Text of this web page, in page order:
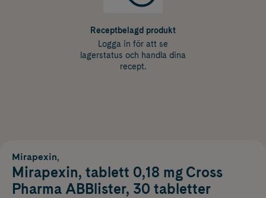
Receptbelagd produkt
Logga in för att se
lagerstatus och handla dina
recept.
Mirapexin,
Mirapexin, tablett 0,18 mg Cross
Pharma ABBlister, 30 tabletter